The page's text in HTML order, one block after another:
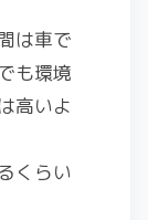
は車で
も環境
高いよ
くらい